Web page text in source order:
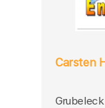
Carsten
Grubeleck